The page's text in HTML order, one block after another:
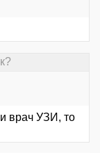
врач УЗИ, то